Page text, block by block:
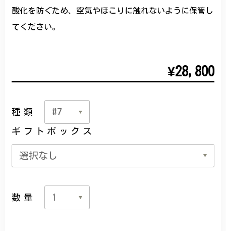
酸化を防ぐため、空気やほこりに触れないように保管し
てください。
¥28,800
種類
ギフトボックス
数量